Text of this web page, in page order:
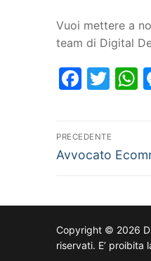
Vuoi mettere a
team di Digital
PRECEDENTE
Avvocato
Copyright © 2026
riservati. E’